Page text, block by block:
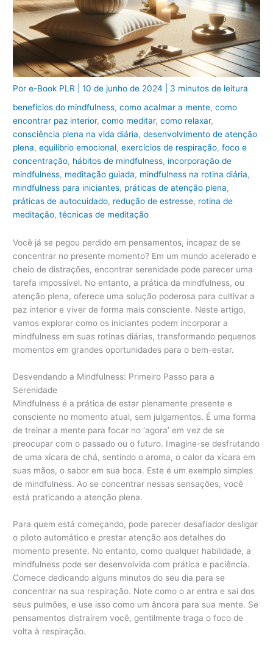
Pore-Book PLR |10 de junho de 2024
3 minutos de leitura
benefícios do mindfulness,como acalmar a mente,como
encontrar paz interior,como meditar,como relaxar,
consciência plena na vida diária,desenvolvimento de atenção
plena,equilíbrio emocional,exercícios de respiração,foco e
concentração, hábitos de mindfulness, incorporação de
mindfulness, meditação guiada, mindfulness na rotina diária,
mindfulness para iniciantes, práticas de atenção plena,
práticas de autocuidado, redução de estresse, rotina de
meditação,técnicas de meditação
Você já se pegou perdido em pensamentos, incapaz de se
concentrar no presente momento? Em um mundo acelerado e
cheio de distrações, encontrar serenidade pode parecer uma
tarefa impossível. No entanto, a prática da mindfulness, ou
atenção plena, oferece uma solução poderosa para cultivar a
paz interior e viver de forma mais consciente. Neste artigo,
vamos explorar como os iniciantes podem incorporar a
mindfulness em suas rotinas diárias, transformando pequenos
momentos em grandes oportunidades para o bem-estar.
Desvendando a Mindfulness: Primeiro Passo para a
Serenidade
Mindfulness é a prática de estar plenamente presente e
consciente no momento atual, sem julgamentos. É uma forma
de treinar a mente para focar no ‘agora’ em vez de se
preocupar com o passado ou o futuro. Imagine-se desfrutando
de uma xícara de chá, sentindo o aroma, o calor da xícara em
suas mãos, o sabor em sua boca. Este é um exemplo simples
de mindfulness. Ao se concentrar nessas sensações, você
está praticando a atenção plena.
Para quem está começando, pode parecer desafiador desligar
o piloto automático e prestar atenção aos detalhes do
momento presente. No entanto, como qualquer habilidade, a
mindfulness pode ser desenvolvida com prática e paciência.
Comece dedicando alguns minutos do seu dia para se
concentrar na sua respiração. Note como o ar entra e sai dos
seus pulmões, e use isso como um âncora para sua mente. Se
pensamentos distraírem você, gentilmente traga o foco de
volta à respiração.